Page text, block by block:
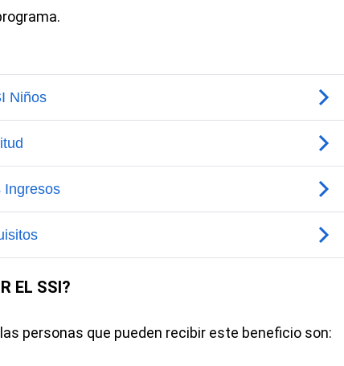
EL SSI?
personas que pueden recibir este beneficio son: